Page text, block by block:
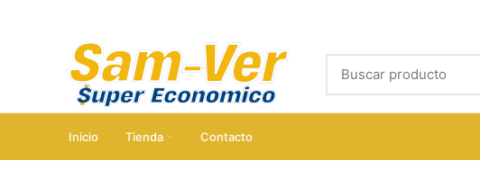
Inicio Tienda Contacto